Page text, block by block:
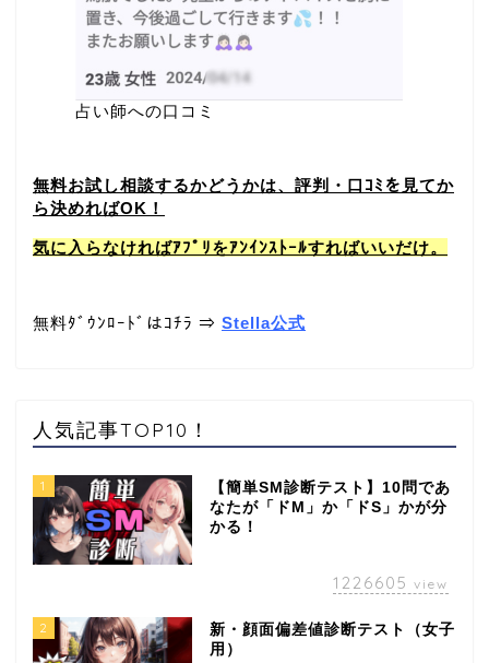
占い師への口コミ
無料お試し相談するかどうかは、評判・口ｺﾐを見てか
ら決めればOK！
気に入らなければｱﾌﾟﾘをｱﾝｲﾝｽﾄｰﾙすればいいだけ。
無料ﾀﾞｳﾝﾛｰﾄﾞはｺﾁﾗ ⇒ Stella公式
人気記事TOP10！
1
【簡単SM診断テスト】10問であ
なたが「ドM」か「ドS」かが分
かる！
1226605 view
2
新・顔面偏差値診断テスト（女子
用）